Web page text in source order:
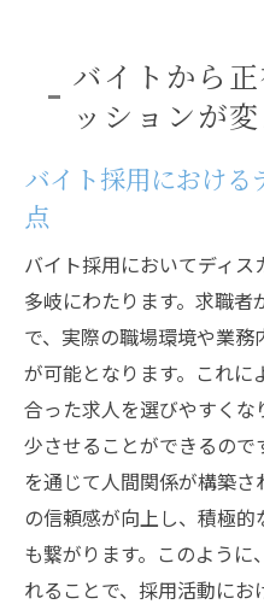
バイトから
ッションが
バイト採用における
点
バイト採用においてディ
多岐にわたります。求職者
で、実際の職場環境や業
が可能となります。これに
合った求人を選びやすく
少させることができるので
を通じて人間関係が構築
の信頼感が向上し、積極
も繋がります。このように
れることで、採用活動に